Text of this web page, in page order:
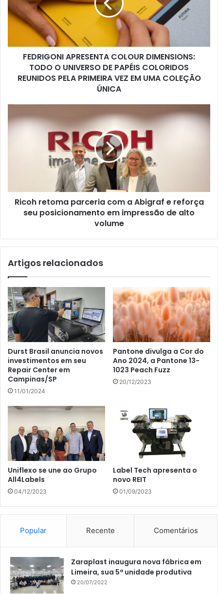
TODO
O
UNIVERSO
PAPÉIS
COLORIDOS
REUNIDOS
PELA
EM
UMA
COLEÇÃO
FEDRIGONI APRESENTA COLOUR DIMENSIONS:
TODO O UNIVERSO DE PAPÉIS COLORIDOS
REUNIDOS PELA PRIMEIRA VEZ EM UMA COLEÇÃO
ÚNICA
retoma
seu
posicionamento
alto
Ricoh retoma parceria com a Abigraf e reforça
seu posicionamento em impressão de alto
volume
Artigos relacionados
Durst Brasil anuncia novos
investimentos em seu
Repair Center em
Campinas/SP
11/01/2024
Pantone divulga a Cor do
Ano 2024, a Pantone 13-
1023 Peach Fuzz
20/12/2023
Uniflexo se une ao Grupo
All4Labels
04/12/2023
Label Tech apresenta o
novo REIT
01/09/2023
Popular Recente Comentários
Zaraplast inaugura nova fábrica em
Limeira, sua 5ª unidade produtiva
20/07/2022